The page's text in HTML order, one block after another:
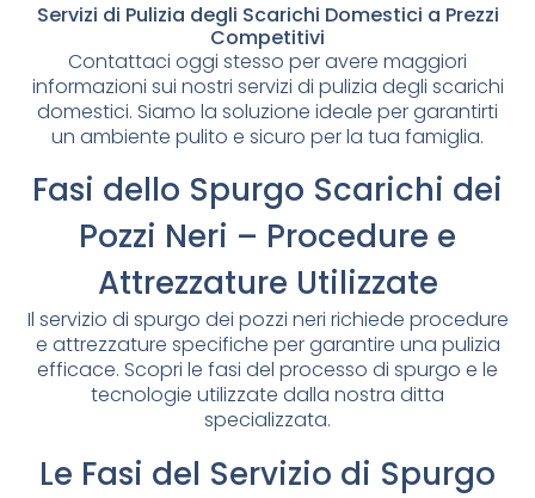
Servizi di Pulizia degli Scarichi Domestici a Prezzi
Competitivi
Contattaci oggi stesso per avere maggiori
informazioni sui nostri servizi di pulizia degli scarichi
domestici. Siamo la soluzione ideale per garantirti
un ambiente pulito e sicuro per la tua famiglia.
Fasi dello Spurgo Scarichi dei
Pozzi Neri – Procedure e
Attrezzature Utilizzate
Il servizio di spurgo dei pozzi neri richiede procedure
e attrezzature specifiche per garantire una pulizia
efficace. Scopri le fasi del processo di spurgo e le
tecnologie utilizzate dalla nostra ditta
specializzata.
Le Fasi del Servizio di Spurgo